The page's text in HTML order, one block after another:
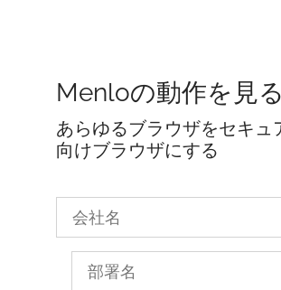
Menloの動作を見る
あらゆるブラウザをセキュ
向けブラウザにする